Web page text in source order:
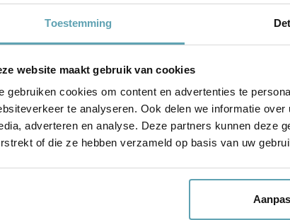
Toestemming
website maakt gebruik van cookies
gebruiken cookies om content en advertenties te
te analyseren. Ook delen we informatie
adverteren en analyse. Deze partners kunnen deze
of die ze hebben verzameld op basis van uw